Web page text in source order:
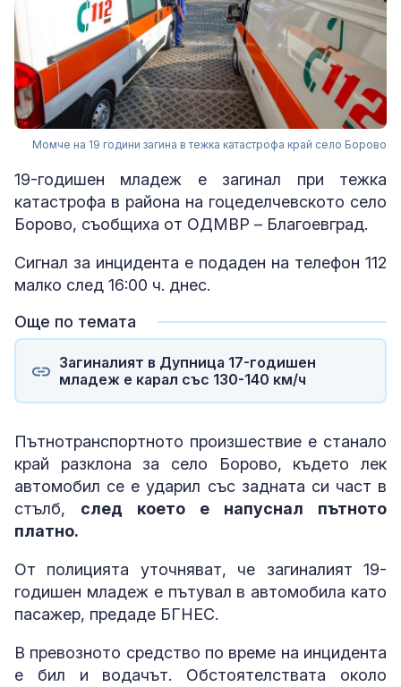
Момче на 19 години загина в тежка катастрофа край село Борово
19-годишен младеж е загинал при тежка
катастрофа в района на гоцеделчевското село
Борово, съобщиха от ОДМВР – Благоевград.
Сигнал за инцидента е подаден на телефон 112
малко след 16:00 ч. днес.
Още по темата
Загиналият в Дупница 17-годишен
младеж е карал със 130-140 км/ч
Пътнотранспортното произшествие е станало
край разклона за село Борово, където лек
автомобил се е ударил със задната си част в
стълб, след което е напуснал пътното
платно.
От полицията уточняват, че загиналият 19-
годишен младеж е пътувал в автомобила като
пасажер, предаде БГНЕС.
В превозното средство по време на инцидента
е бил и водачът. Обстоятелствата около